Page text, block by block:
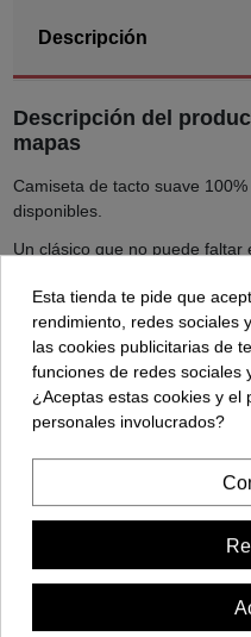
Descripción
Descripción del
mapas
Camiseta de tacto suave
disponibles.
Un clásico que no puede
Diseñado e impreso en
Detalles del producto
Esta tienda te pide que
rendimiento, redes sociales
las cookies publicitarias de
funciones de redes sociales
¿Aceptas estas cookies y el
personales involucrados?